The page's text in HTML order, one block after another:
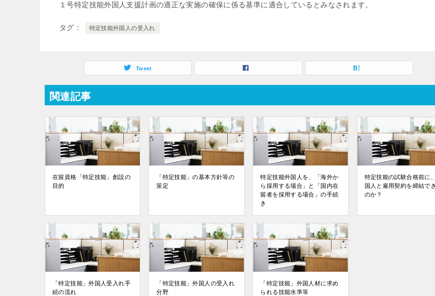
１号特定技能外国人支援計画の適正な実施の確保に係る基準に適合しているとみなされます。
タグ 特定技能外国人の受入れ
Tweet
関連記事
在留資格「特定技能」創設の
目的
「特定技能」の基本方針等の
策定
特定技能外国人を、「海外か
ら採用する場合」と「国内在
留者を採用する場合」の手続
き
特定技能の試験合格前に
国人と雇用契約を締結で
のか？
「特定技能」外国人受入れ手
続の流れ
「特定技能」外国人の受入れ
分野
「特定技能」外国人材に求め
られる技能水準等